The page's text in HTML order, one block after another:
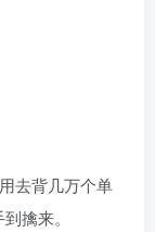
去背几万个单
擒来。